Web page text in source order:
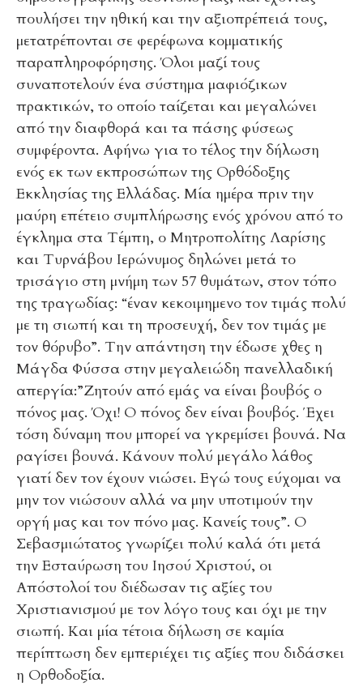
πουλήσει την ηθική και την αξιοπρέπειά τους,
μετατρέπονται σε φερέφωνα κομματικής
παραπληροφόρησης. Όλοι μαζί τους
συναποτελούν ένα σύστημα μαφιόζικων
πρακτικών, το οποίο ταίζεται και μεγαλώνει
από την διαφθορά και τα πάσης φύσεως
συμφέροντα. Αφήνω για το τέλος την δήλωση
ενός εκ των εκπροσώπων της Ορθόδοξης
Εκκλησίας της Ελλάδας. Μία ημέρα πριν την
μαύρη επέτειο συμπλήρωσης ενός χρόνου από το
έγκλημα στα Τέμπη, ο Μητροπολίτης Λαρίσης
και Τυρνάβου Ιερώνυμος δηλώνει μετά το
τρισάγιο στη μνήμη των 57 θυμάτων, στον τόπο
της τραγωδίας: “έναν κεκοιμημενο τον τιμάς πολύ
με τη σιωπή και τη προσευχή, δεν τον τιμάς με
τον θόρυβο”. Την απάντηση την έδωσε χθες η
Μάγδα Φύσσα στην μεγαλειώδη πανελλαδική
απεργία:”Ζητούν από εμάς να είναι βουβός ο
πόνος μας. Όχι! Ο πόνος δεν είναι βουβός. Έχει
τόση δύναμη που μπορεί να γκρεμίσει βουνά. Να
ραγίσει βουνά. Κάνουν πολύ μεγάλο λάθος
γιατί δεν τον έχουν νιώσει. Εγώ τους εύχομαι να
μην τον νιώσουν αλλά να μην υποτιμούν την
οργή μας και τον πόνο μας. Κανείς τους”. Ο
Σεβασμιώτατος γνωρίζει πολύ καλά ότι μετά
την Εσταύρωση του Ιησού Χριστού, οι
Απόστολοί του διέδωσαν τις αξίες του
Χριστιανισμού με τον λόγο τους και όχι με την
σιωπή. Και μία τέτοια δήλωση σε καμία
περίπτωση δεν εμπεριέχει τις αξίες που διδάσκει
η Ορθοδοξία.